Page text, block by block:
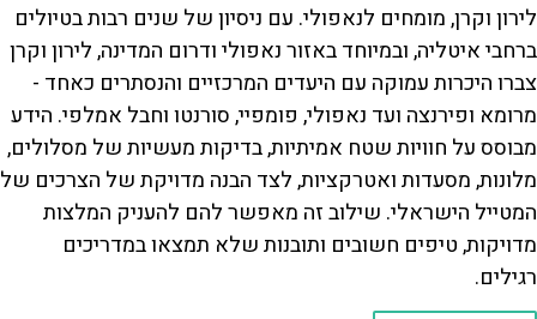
לירון וקרן, מומחים לנאפולי. עם ניסיון של שנים רבות בטיולים
ברחבי איטליה, ובמיוחד באזור נאפולי ודרום המדינה, לירון וקרן
צברו היכרות עמוקה עם היעדים המרכזיים והנסתרים כאחד -
מרומא ופירנצה ועד נאפולי, פומפיי, סורנטו וחבל אמלפי. הידע
מבוסס על חוויות שטח אמיתיות, בדיקות מעשיות של מסלולים,
מלונות, מסעדות ואטרקציות, לצד הבנה מדויקת של הצרכים של
המטייל הישראלי. שילוב זה מאפשר להם להעניק המלצות
מדויקות, טיפים חשובים ותובנות שלא תמצאו במדריכים
רגילים.